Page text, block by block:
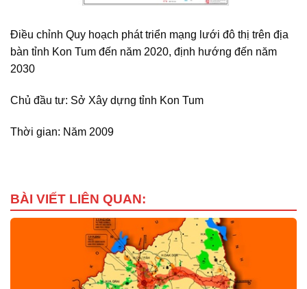
Điều chỉnh Quy hoạch phát triển mạng lưới đô thị trên địa
bàn tỉnh Kon Tum đến năm 2020, định hướng đến năm
2030
Chủ đầu tư: Sở Xây dựng tỉnh Kon Tum
Thời gian: Năm 2009
BÀI VIẾT LIÊN QUAN: